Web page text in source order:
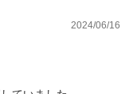
2024/06/16